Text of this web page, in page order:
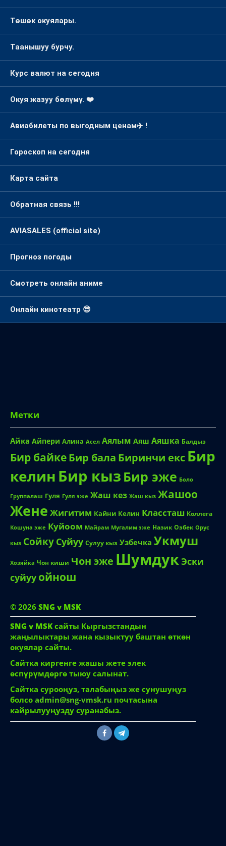
Төшөк окуялары.
Таанышуу бурчу.
Курс валют на сегодня
Окуя жазуу бөлүмү. ❤️
Авиабилеты по выгодным ценам✈️ !
Гороскоп на сегодня
Карта сайта
Обратная связь !!!
AVIASALES (official site)
Прогноз погоды
Смотреть онлайн аниме
Онлайн кинотеатр 😎
Метки
Айка Айпери Алина Асел Аялым Аяш Аяшка Балдыз
Бир байкеБир бала Биринчи екс Бир
келин Бир кыз Бир эже Боло
Группалаш Гуля Гуля эже Жаш кез Жаш кыз Жашоо
Жене Жигитим Кайни Келин Классташ Коллега
Кошуна эже Куйоом Майрам Мугалим эже Назик Озбек Орус
кыз Сойку Суйуу Сулуу кыз Узбечка Укмуш
Хозяйка Чон киши Чон эже ШумдукЭски
суйуу ойнош
© 2026 SNG v MSK
SNG v MSK сайты Кыргызстандын
жаңылыктары жана кызыктуу баштан өткөн
окуялар сайты.
Сайтка киргенге жашы жете элек
өспүрүмдөргө тыюу салынат.
Сайтка сурооңуз, талабыңыз же сунушуңуз
болсо admin@sng-vmsk.ru почтасына
кайрылууңузду суранабыз.